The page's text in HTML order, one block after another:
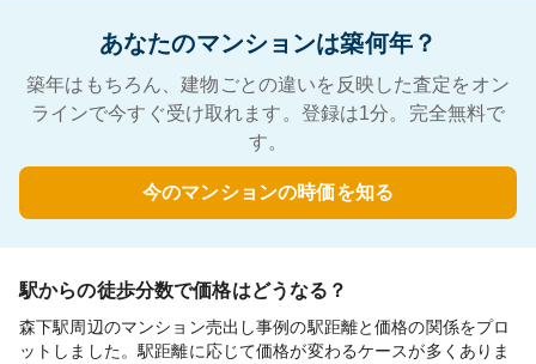
あなたのマンションは築何年？
築年はもちろん、建物ごとの違いを反映した査定をオン
ラインで今すぐ受け取れます。登録は1分。完全無料で
す。
今のマンションの時価を知る
駅からの徒歩分数で価格はどうなる？
森下駅周辺のマンション売出し事例の駅距離と価格の関係をプロ
ットしました。駅距離に応じて価格が変わるケースが多くありま